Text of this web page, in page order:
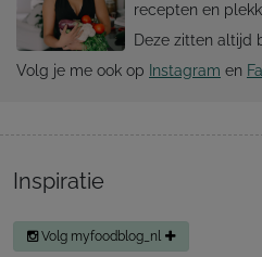
recepten en
Deze zitten altijd
Volg je me ook op Instagram en
Inspiratie
Volg myfoodblog_nl